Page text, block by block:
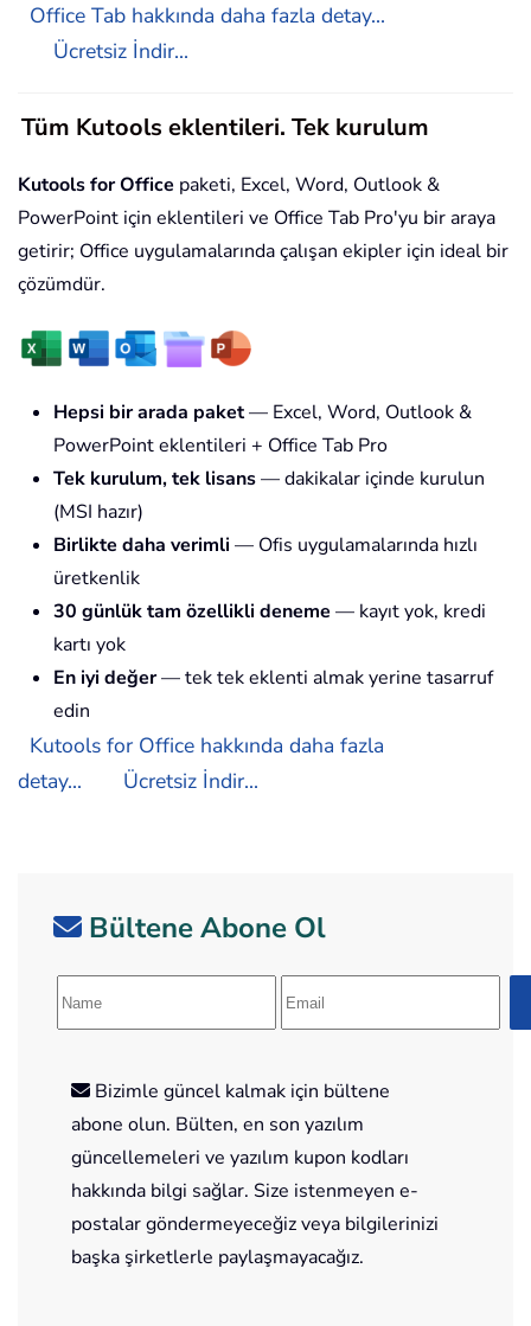
Office Tab hakkında daha fazla detay...
Ücretsiz İndir...
Tüm Kutools eklentileri. Tek kurulum
Kutools for Office paketi, Excel, Word, Outlook &
PowerPoint için eklentileri ve Office Tab Pro'yu bir araya
getirir; Office uygulamalarında çalışan ekipler için ideal bir
çözümdür.
Hepsi bir arada paket— Excel, Word, Outlook &
PowerPoint eklentileri + Office Tab Pro
Tek kurulum, tek lisans— dakikalar içinde kurulun
(MSI hazır)
Birlikte daha verimli — Ofis uygulamalarında hızlı
üretkenlik
30 günlük tam özellikli deneme — kayıt yok, kredi
kartı yok
En iyi değer— tek tek eklenti almak yerine tasarruf
edin
Kutools for Office hakkında daha fazla
detay...
Ücretsiz İndir...
Bültene Abone Ol
Bizimle güncel kalmak için bültene
abone olun. Bülten, en son yazılım
güncellemeleri ve yazılım kupon kodları
hakkında bilgi sağlar. Size istenmeyen e-
postalar göndermeyeceğiz veya bilgilerinizi
başka şirketlerle paylaşmayacağız.